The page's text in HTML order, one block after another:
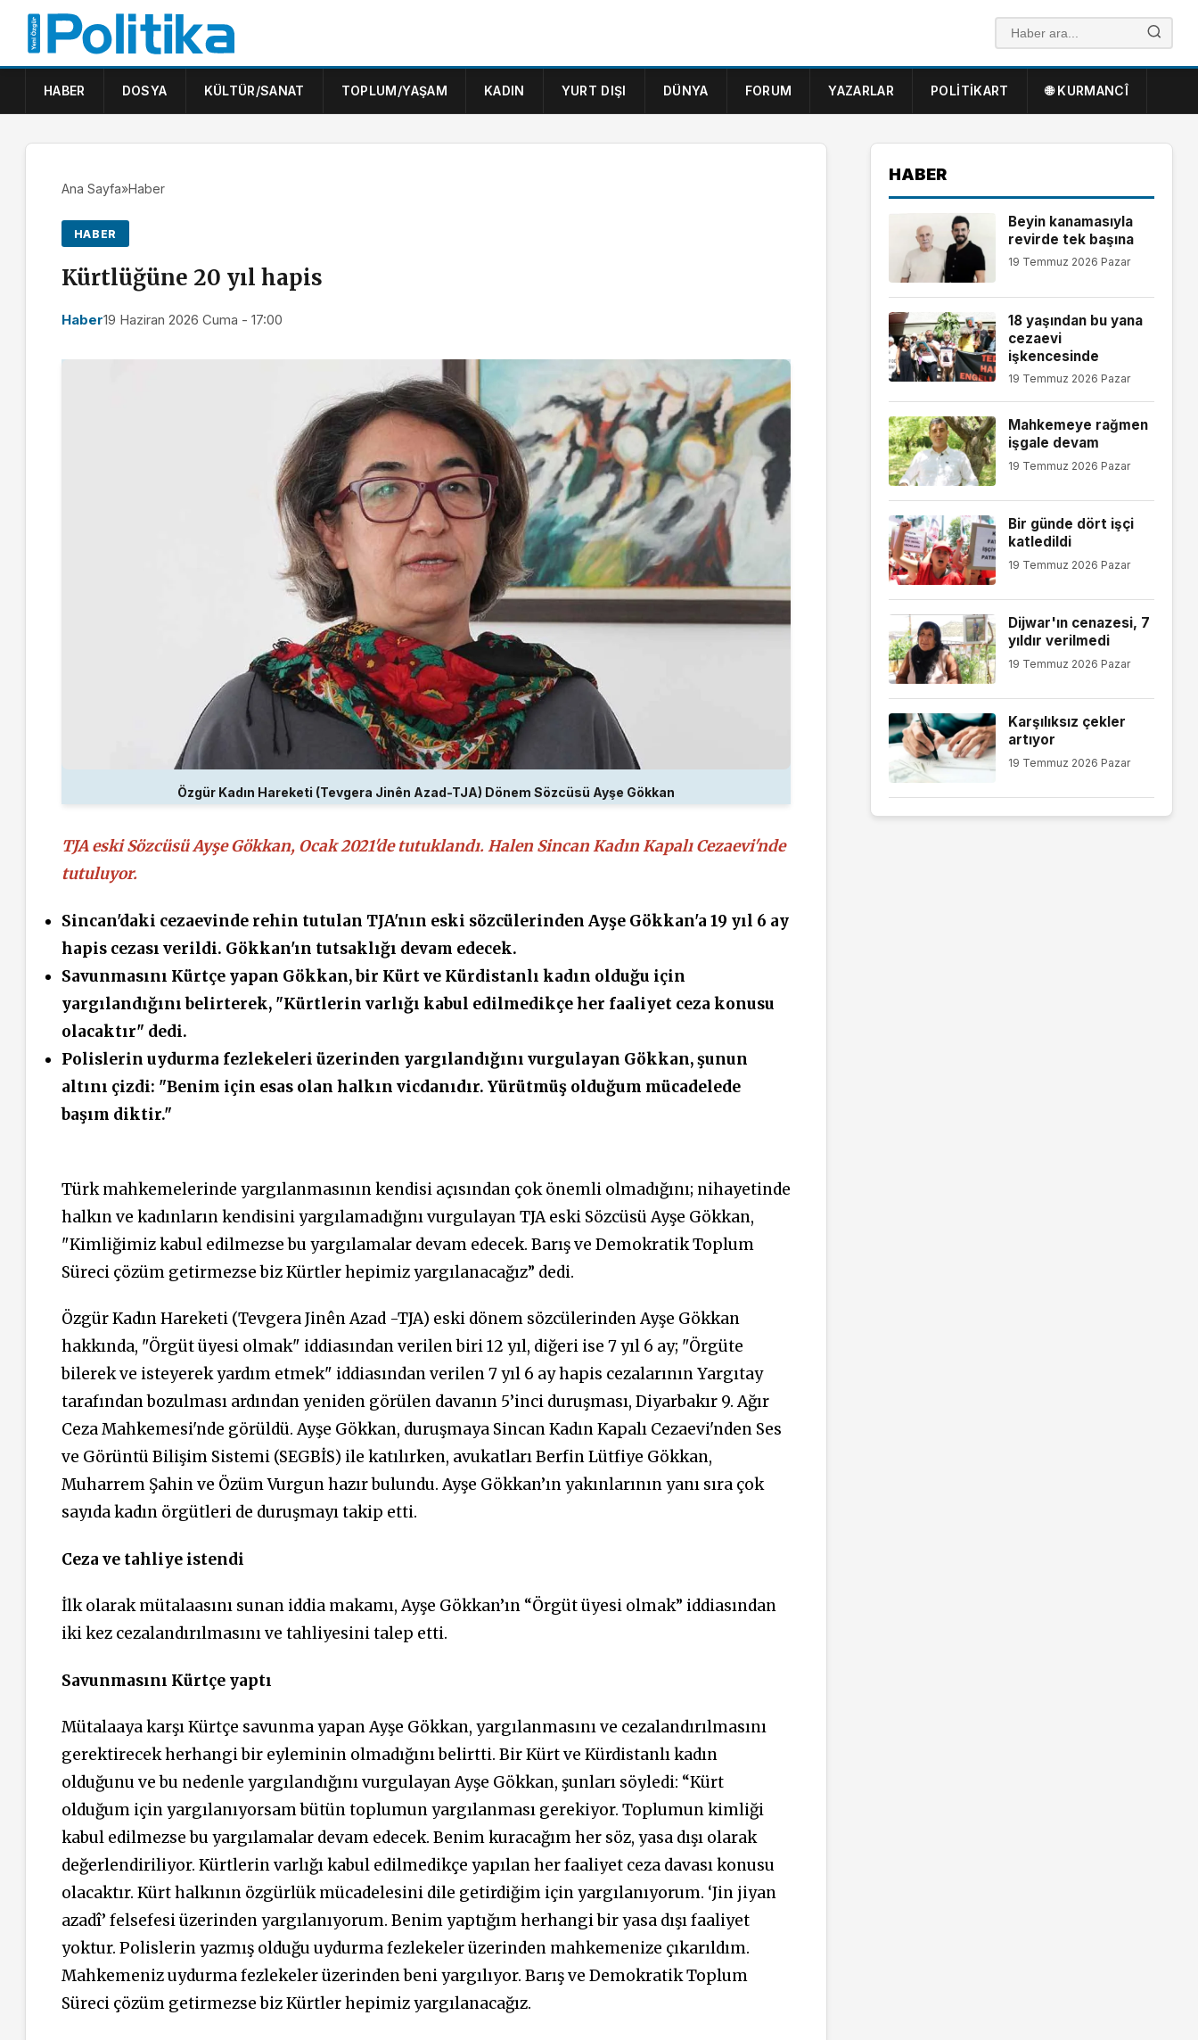
HABER DOSYA KÜLTÜR/SANAT TOPLUM/YAŞAM KADIN YURT DIŞI DÜNYA FORUM YAZARLAR POLITIKART 🌐 KURMANCÎ
Ana Sayfa»Haber
HABER
Kürtlüğüne 20 yıl hapis
Haber19 Haziran 2026 Cuma - 17:00
Özgür Kadın Hareketi (Tevgera Jinên Azad-TJA) Dönem Sözcüsü Ayşe Gökkan
TJA eski Sözcüsü Ayşe Gökkan, Ocak2021'de tutuklandı.Halen Sincan Kadın Kapalı Cezaevi'nde
tutuluyor.
Sincan'daki cezaevinde rehin tutulan TJA'nın eski sözcülerinden Ayşe Gökkan'a 19 yıl 6 ay
hapis cezası verildi. Gökkan'ın tutsaklığı devam edecek.
Savunmasını Kürtçe yapan Gökkan, bir Kürt ve Kürdistanlı kadın olduğu için
yargılandığını belirterek, "Kürtlerin varlığı kabul edilmedikçe her faaliyet ceza konusu
olacaktır" dedi.
Polislerin uydurma fezlekeleri üzerinden yargılandığını vurgulayan Gökkan, şunun
altını çizdi: "Benim için esas olan halkın vicdanıdır. Yürütmüş olduğum mücadelede
başım diktir."
Türkmahkemelerinde yargılanmasının kendisi açısından çok önemli olmadığını; nihayetinde
halkın ve kadınların kendisini yargılamadığını vurgulayan TJA eski Sözcüsü Ayşe Gökkan,
"Kimliğimiz kabul edilmezse bu yargılamalar devam edecek. Barış ve Demokratik Toplum
Süreci çözüm getirmezse biz Kürtler hepimiz yargılanacağız” dedi.
Özgür Kadın Hareketi (Tevgera Jinên Azad -TJA) eski dönem sözcülerinden Ayşe Gökkan
hakkında, "Örgütüyesi olmak" iddiasından verilen biri 12 yıl, diğeri ise 7 yıl 6 ay; "Örgüte
bilerek ve isteyerek yardım etmek" iddiasından verilen 7 yıl 6 ay hapis cezalarınınYargıtay
tarafından bozulması ardından yeniden görülen davanın 5’inci duruşması, Diyarbakır 9. Ağır
Ceza Mahkemesi'nde görüldü. Ayşe Gökkan, duruşmaya Sincan Kadın Kapalı Cezaevi'nden Ses
ve Görüntü Bilişim Sistemi (SEGBİS) ile katılırken, avukatları Berfin Lütfiye Gökkan,
Muharrem Şahin ve Özüm Vurgun hazır bulundu. Ayşe Gökkan’ın yakınlarının yanı sıra çok
sayıda kadın örgütleri de duruşmayı takip etti.
Ceza ve tahliye istendi
İlk olarak mütalaasını sunan iddia makamı, Ayşe Gökkan’ın “Örgüt üyesi olmak” iddiasından
iki kez cezalandırılmasını ve tahliyesini talep etti.
Savunmasını Kürtçe yaptı
Mütalaaya karşı Kürtçe savunma yapan Ayşe Gökkan, yargılanmasını ve cezalandırılmasını
gerektirecek herhangi bir eyleminin olmadığını belirtti. Bir Kürt ve Kürdistanlı kadın
olduğunu ve bu nedenle yargılandığını vurgulayan Ayşe Gökkan, şunları söyledi: “Kürt
olduğum için yargılanıyorsam bütün toplumun yargılanması gerekiyor. Toplumun kimliği
kabul edilmezse bu yargılamalar devam edecek. Benim kuracağım her söz, yasa dışı olarak
değerlendiriliyor. Kürtlerin varlığı kabul edilmedikçe yapılan her faaliyet ceza davası konusu
olacaktır. Kürt halkının özgürlük mücadelesini dile getirdiğim için yargılanıyorum. ‘Jin jiyan
azadî’ felsefesi üzerinden yargılanıyorum. Benim yaptığım herhangi bir yasa dışı faaliyet
yoktur. Polislerin yazmış olduğu uydurma fezlekeler üzerinden mahkemenize çıkarıldım.
Mahkemeniz uydurma fezlekeler üzerinden beni yargılıyor. Barış ve Demokratik Toplum
Süreci çözüm getirmezse biz Kürtler hepimiz yargılanacağız.
HABER
Beyin kanamasıyla
revirde tek başına
19 Temmuz 2026 Pazar
18 yaşından bu yana
cezaevi
işkencesinde
19 Temmuz 2026 Pazar
Mahkemeye rağmen
işgale devam
19 Temmuz 2026 Pazar
Bir günde dört işçi
katledildi
19 Temmuz 2026 Pazar
Dijwar'ın cenazesi, 7
yıldır verilmedi
19 Temmuz 2026 Pazar
Karşılıksız çekler
artıyor
19 Temmuz 2026 Pazar